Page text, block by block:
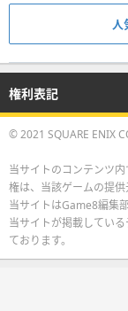
人
権利表記
© 2021 SQUARE ENIX
当サイトのコンテンツ
権は、当該ゲームの提供
当サイトはGame8編集
当サイトが掲載してい
ております。